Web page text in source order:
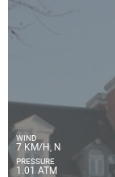
WIND
7 KM/H, N
PRESSURE
1.01 ATM